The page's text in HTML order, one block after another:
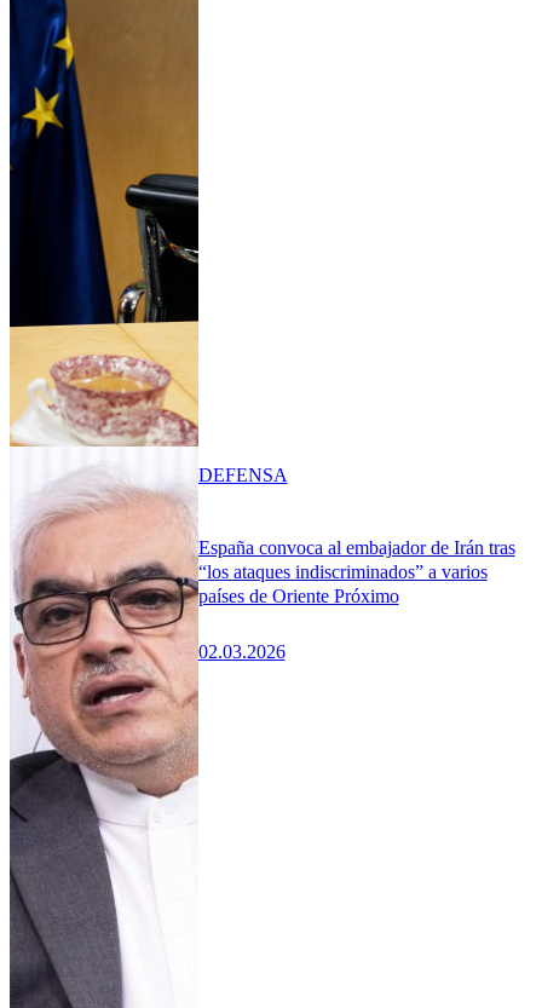
España convoca al embajador de Irán tras
“los ataques indiscriminados” a varios
países de Oriente Próximo
02.03.2026
DEFENSA